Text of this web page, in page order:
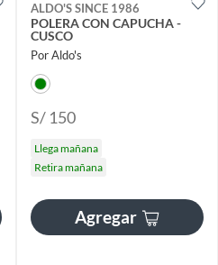
ALDO'S SINCE 1986
POLERA CON CAPUCHA -
CUSCO
Por Aldo's
S/ 150
Llega mañana
Retira mañana
Agregar